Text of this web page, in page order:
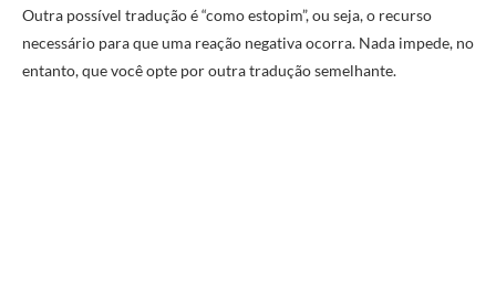
Outra possível tradução é “como estopim”, ou seja, o recurso
necessário para que uma reação negativa ocorra. Nada impede, no
entanto, que você opte por outra tradução semelhante.